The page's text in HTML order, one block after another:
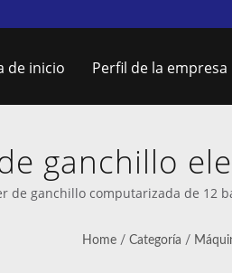
de inicio Perfil de la empresa
ganchillo
|
de ganchillo computarizada de
Home / Categoría /